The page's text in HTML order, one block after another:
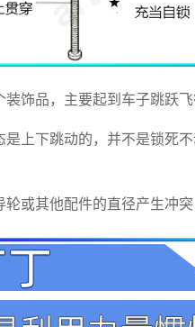
装饰品，主要起到车子跳跃
是上下跳动的，并不是锁死
或其他配件的直径产生冲